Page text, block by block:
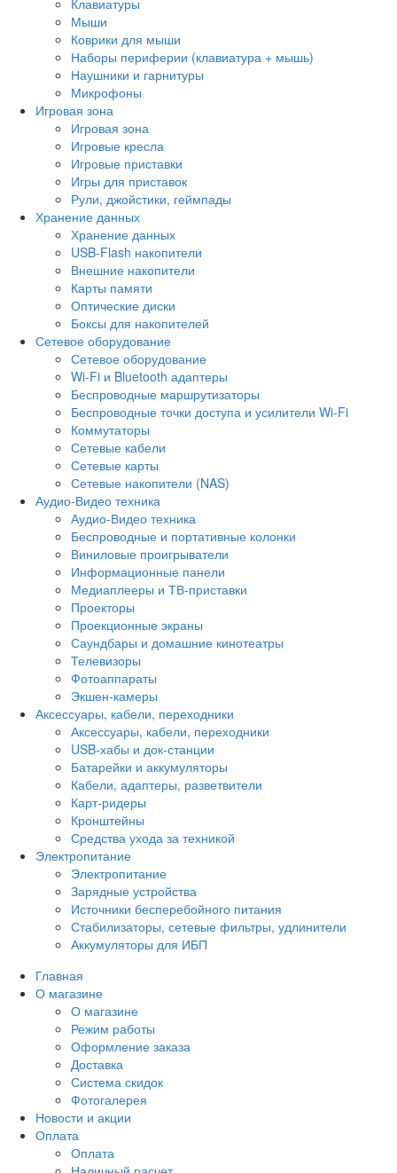
Мыши
Коврики для мыши
Наборы периферии (клавиатура + мышь)
Наушники и гарнитуры
Микрофоны
Игровая зона
Игровая зона
Игровые кресла
Игровые приставки
Игры для приставок
Рули, джойстики, геймпады
Хранение данных
Хранение данных
USB-Flash накопители
Внешние накопители
Карты памяти
Оптические диски
Боксы для накопителей
Сетевое оборудование
Сетевое оборудование
Wi-Fi и Bluetooth адаптеры
Беспроводные маршрутизаторы
Беспроводные точки доступа и усилители Wi-Fi
Коммутаторы
Сетевые кабели
Сетевые карты
Сетевые накопители (NAS)
Аудио-Видео техника
Аудио-Видео техника
Беспроводные и портативные колонки
Виниловые проигрыватели
Информационные панели
Медиаплееры и ТВ-приставки
Проекторы
Проекционные экраны
Саундбары и домашние кинотеатры
Телевизоры
Фотоаппараты
Экшен-камеры
Аксессуары, кабели, переходники
Аксессуары, кабели, переходники
USB-хабы и док-станции
Батарейки и аккумуляторы
Кабели, адаптеры, разветвители
Карт-ридеры
Кронштейны
Средства ухода за техникой
Электропитание
Электропитание
Зарядные устройства
Источники бесперебойного питания
Стабилизаторы, сетевые фильтры, удлинители
Аккумуляторы для ИБП
Главная
О магазине
О магазине
Режим работы
Оформление заказа
Доставка
Система скидок
Фотогалерея
Новости и акции
Оплата
Оплата